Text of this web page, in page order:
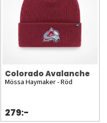
Colorado Avalanche
Mössa Haymaker - Röd
279:-